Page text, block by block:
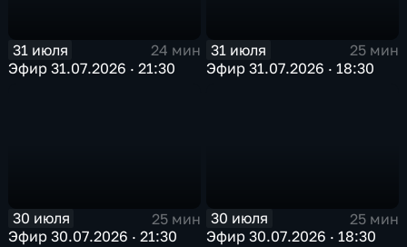
31 июля
24 мин
Эфир 31.07.2026 · 21:30
31 июля
25 мин
Эфир 31.07.2026 · 18:30
30 июля
25 мин
Эфир 30.07.2026 · 21:30
30 июля
25 мин
Эфир 30.07.2026 · 18:30